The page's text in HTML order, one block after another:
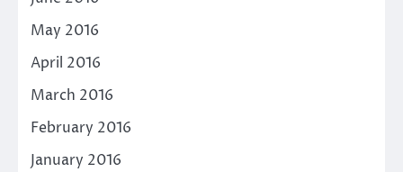
May 2016
April 2016
March 2016
February 2016
January 2016